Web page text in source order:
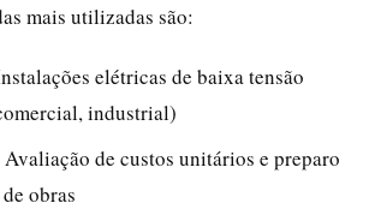
mais utilizadas são:
elétricas de baixa tensão
industrial)
Avaliação de custos unitários e preparo
obras